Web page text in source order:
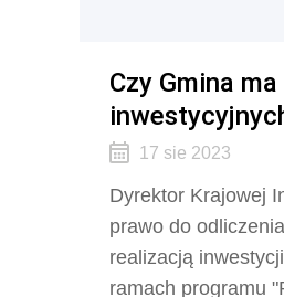
Czy Gmina
17 sie 2023
Dyrektor Krajowej
prawo do
realizacją
ramach programu